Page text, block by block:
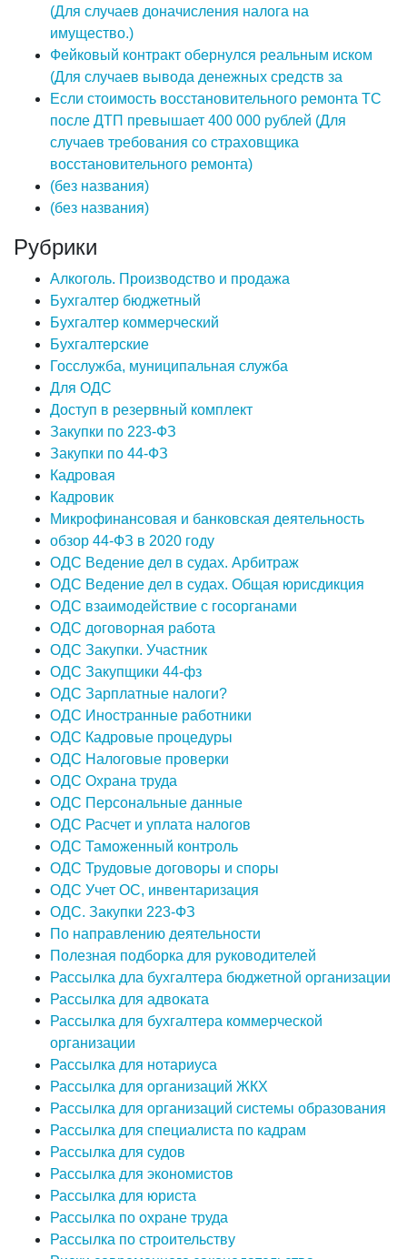
(Для случаев доначисления налога на
имущество.)
Фейковый контракт обернулся реальным иском
(Для случаев вывода денежных средств за
Если стоимость восстановительного ремонта ТС
после ДТП превышает 400 000 рублей (Для
случаев требования со страховщика
восстановительного ремонта)
(без названия)
(без названия)
Рубрики
Алкоголь. Производство и продажа
Бухгалтер бюджетный
Бухгалтер коммерческий
Бухгалтерские
Госслужба, муниципальная служба
Для ОДС
Доступ в резервный комплект
Закупки по 223-ФЗ
Закупки по 44-ФЗ
Кадровая
Кадровик
Микрофинансовая и банковская деятельность
обзор 44-ФЗ в 2020 году
ОДС Ведение дел в судах. Арбитраж
ОДС Ведение дел в судах. Общая юрисдикция
ОДС взаимодействие с госорганами
ОДС договорная работа
ОДС Закупки. Участник
ОДС Закупщики 44-фз
ОДС Зарплатные налоги?
ОДС Иностранные работники
ОДС Кадровые процедуры
ОДС Налоговые проверки
ОДС Охрана труда
ОДС Персональные данные
ОДС Расчет и уплата налогов
ОДС Таможенный контроль
ОДС Трудовые договоры и споры
ОДС Учет ОС, инвентаризация
ОДС. Закупки 223-ФЗ
По направлению деятельности
Полезная подборка для руководителей
Рассылка дла бухгалтера бюджетной организации
Рассылка для адвоката
Рассылка для бухгалтера коммерческой
организации
Рассылка для нотариуса
Рассылка для организаций ЖКХ
Рассылка для организаций системы образования
Рассылка для специалиста по кадрам
Рассылка для судов
Рассылка для экономистов
Рассылка для юриста
Рассылка по охране труда
Рассылка по строительству